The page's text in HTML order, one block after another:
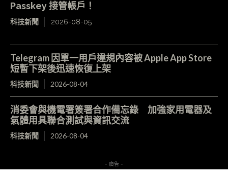
Passkey 接管帳戶！
科技新聞 2026-08-05
Telegram 因單一用戶違規內容被 Apple App Store
短暫下架後迅速恢復上架
科技新聞 2026-08-04
消委會與機電署簽署合作備忘錄 加強家用電器及
氣體用具聯合測試與資訊交流
科技新聞 2026-08-04
- 廣告 -